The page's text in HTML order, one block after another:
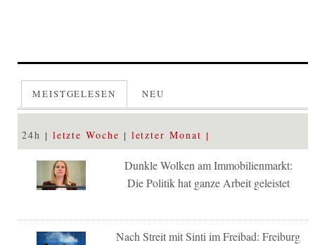
MEISTGELESEN NEU
24h letzte Woche letzter Monat
Dunkle Wolken am Immobilienmarkt:
Die Politik hat ganze Arbeit geleistet
Nach Streit mit Sinti im Freibad: Freiburg